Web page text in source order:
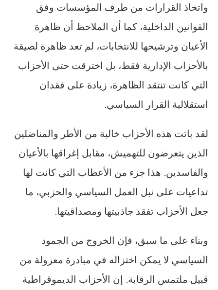
واتخاذ القرارات من طرف المؤسسات وفق
القوانين الداخلية، كما أن الملاحظ أن ظاهرة
الأعيان وترشيحها للانتخابات، لم تعد ظاهرة لصيقة
بالأحزاب الإدارية فقط، بل اخترقت حتى الأحزاب
التي كانت تنتقد الظاهرة، زيادة على فقدان
استقلالية القرار السياسي.
لقد باتت هذه الأحزاب خالية من الأطر والمناضلين
الذين يتعرضون للتهميش، مقابل إغراقها بالأعيان
والفاسدين. هذا جزء من الأعطاب التي كانت لها
تداعيات على نبل العمل السياسي والحزبي، ما
جعل الأحزاب تفقد جاذبيتها ومصداقيتها.
وبناء على ما سبق، فإن الخروج من الجمود
السياسي لا يمكن اختزاله في مبادرة معزولة من
قبيل ملتمس الرقابة. إن الأحزاب الديموقراطية